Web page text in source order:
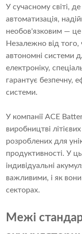
У сучасному світі,
автоматизація,
необов'язковим — це
Незалежно від
автономні системи
електроніку,
гарантує безпечну,
системи.
У компанії ACE
виробництві
розроблених для
продуктивності. У
індивідуальні
важливими, і як
секторах.
Межі